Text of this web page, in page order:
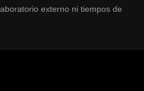
externo ni tiempos de